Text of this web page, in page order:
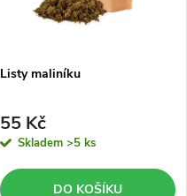
Listy maliníku
55 Kč
Skladem >5 ks
DO KOŠÍKU